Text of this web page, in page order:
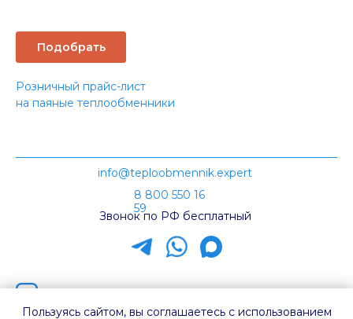
Подобрать
Розничный прайс-лист
на паяные теплообменники
Пользуясь сайтом, вы соглашаетесь с использованием
Звонок по РФ бесплатный
8 800 550 16
59
info@teploobmennik.expert